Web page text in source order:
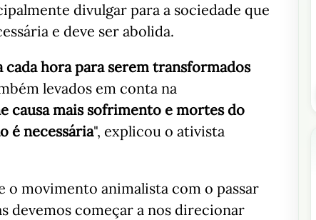
divulgar para a sociedade que
e deve ser abolida.
cada hora para serem transformados
levados em conta na
causa mais sofrimento e mortes do
é necessária", explicou o ativista
movimento animalista com o passar
devemos começar a nos direcionar